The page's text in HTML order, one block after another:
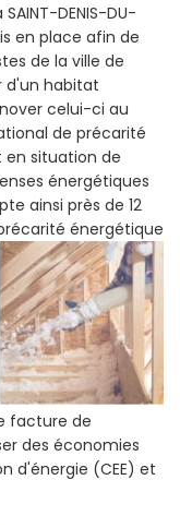
DENIS-DU-
en place afin de
de la ville de
d'un habitat
celui-ci au
de précarité
en situation de
énergétiques
ainsi près de 12
énergétique
facture de
des économies
d'énergie (CEE) et